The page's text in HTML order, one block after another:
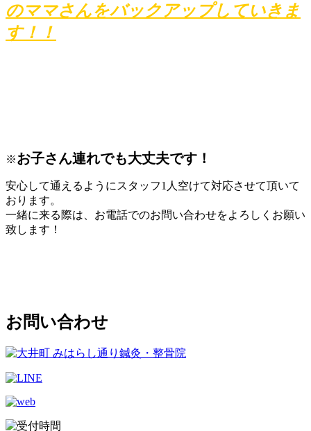
のママさんをバックアップしていきま
す！！
※お子さん連れでも大丈夫です！
安心して通えるようにスタッフ1人空けて対応させて頂いて
おります。
一緒に来る際は、お電話でのお問い合わせをよろしくお願い
致します！
お問い合わせ